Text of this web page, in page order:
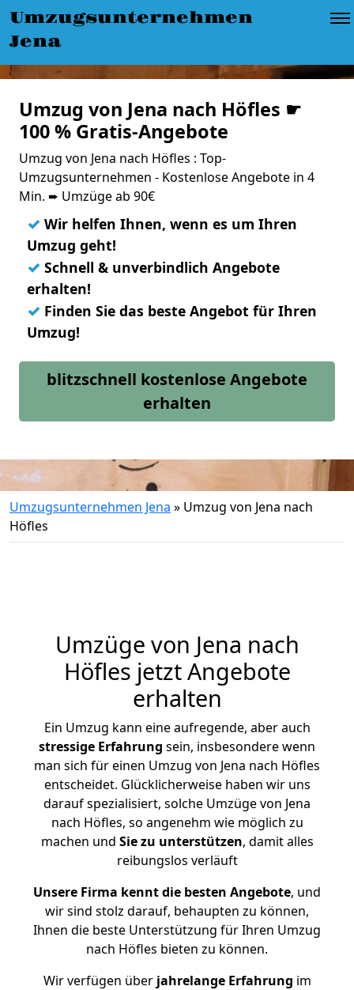
Umzugsunternehmen
Jena
Umzug von Jena nach Höfles ☛
100 % Gratis-Angebote
Umzug von Jena nach Höfles : Top-
Umzugsunternehmen - Kostenlose Angebote in 4
Min. ➨ Umzüge ab 90€
✓ Wir helfen Ihnen, wenn es um Ihren
Umzug geht!
✓ Schnell & unverbindlich Angebote
erhalten!
✓ Finden Sie das beste Angebot für Ihren
Umzug!
blitzschnell kostenlose Angebote
erhalten
Umzugsunternehmen Jena » Umzug von Jena nach
Höfles
Umzüge von Jena nach
Höfles jetzt Angebote
erhalten
Ein Umzug kann eine aufregende, aber auch
stressige Erfahrung sein, insbesondere wenn
man sich für einen Umzug von Jena nach Höfles
entscheidet. Glücklicherweise haben wir uns
darauf spezialisiert, solche Umzüge von Jena
nach Höfles, so angenehm wie möglich zu
machen und Sie zu unterstützen, damit alles
reibungslos verläuft
Unsere Firma kennt die besten Angebote, und
wir sind stolz darauf, behaupten zu können,
Ihnen die beste Unterstützung für Ihren Umzug
nach Höfles bieten zu können.
Wir verfügen überjahrelange Erfahrung im